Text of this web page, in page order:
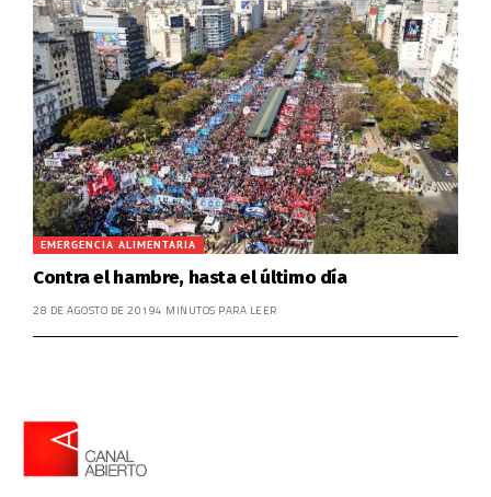
EMERGENCIA ALIMENTARIA
Contra el hambre, hasta el último día
28 DE AGOSTO DE 20194 MINUTOS PARA LEER